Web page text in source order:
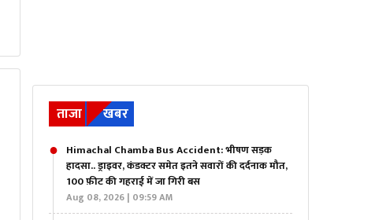
ताजा खबर
Himachal Chamba Bus Accident: भीषण सड़क
हादसा.. ड्राइवर, कंडक्टर समेत इतने सवारों की दर्दनाक मौत,
100 फ़ीट की गहराई में जा गिरी बस
Aug 08, 2026 | 09:59 AM